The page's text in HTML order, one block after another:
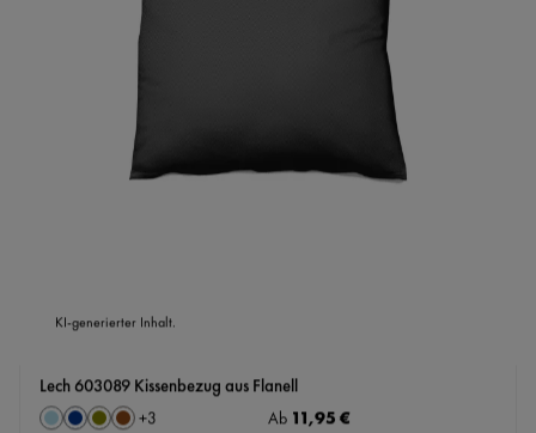
KI-generierter Inhalt.
Lech 603089 Kissenbezug aus Flanell
Farbeauswählen
+3 Regulärer Preis:
Ab 11,95 €